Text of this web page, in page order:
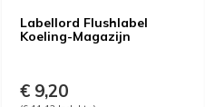
Labellord Flushlabel
Koeling-Magazijn
€ 9,20